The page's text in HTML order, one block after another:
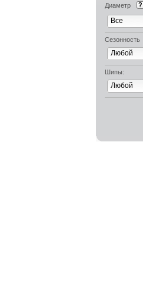
Диаметр
Все
Сезонность
Любой
Шипы:
Любой